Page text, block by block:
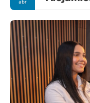
abr